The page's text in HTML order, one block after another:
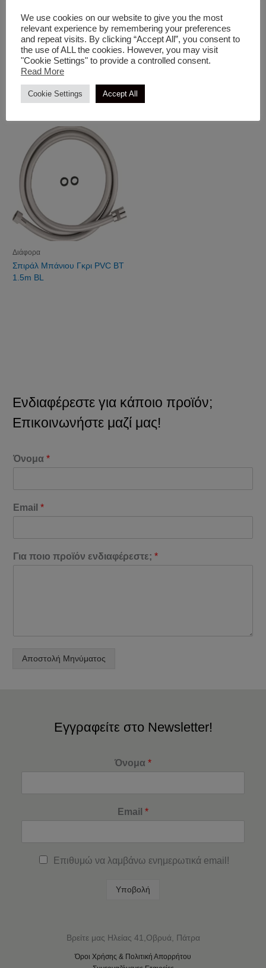
Διάφορα
Inox Καυστήρων Γωνιά 1/4
80cm
Διάφορα
Ασφαλείας St. Κώνου Χρωμέ
Διάφορα
Σπιράλ Μπάνιου Γκρι PVC ΒΤ
1.5m BL
Ενδιαφέρεστε για κάποιο προϊόν;
Επικοινωνήστε μαζί μας!
Όνομα*
Email*
Για ποιο προϊόν ενδιαφέρεστε;*
Αποστολή Μηνύματος
Εγγραφείτε στο Newsletter!
Όνομα *
Email *
Επιθυμώ να λαμβάνω ενημερωτικά email!
Υποβολή
Βρείτε μας Ηλείας 41,Οβρυά, Πάτρα
Όροι Χρήσης & Πολιτική Απορρήτου
We use cookies on our website to give you the most
relevant experience by remembering your preferences
and repeat visits. By clicking “Accept All”, you consent to
the use of ALL the cookies. However, you may visit
"Cookie Settings" to provide a controlled consent.
Read More
Cookie Settings Accept All